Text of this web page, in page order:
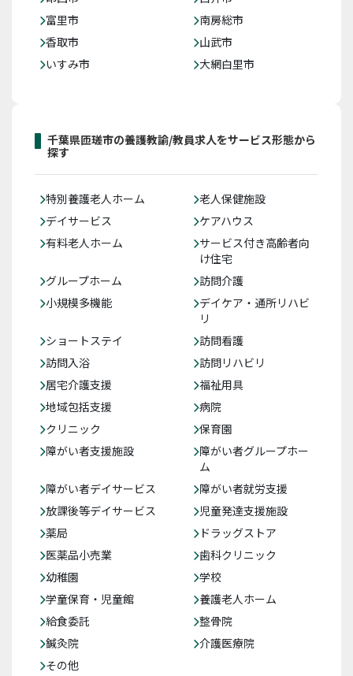
富里市
南房総市
香取市
山武市
いすみ市
大網白里市
千葉県匝瑳市の養護教諭/教員求人をサービス形態から
探す
特別養護老人ホーム
老人保健施設
デイサービス
ケアハウス
有料老人ホーム
サービス付き高齢者向
け住宅
グループホーム
訪問介護
小規模多機能
デイケア・通所リハビ
リ
ショートステイ
訪問看護
訪問入浴
訪問リハビリ
居宅介護支援
福祉用具
地域包括支援
病院
クリニック
保育園
障がい者支援施設
障がい者グループホー
ム
障がい者デイサービス
障がい者就労支援
放課後等デイサービス
児童発達支援施設
薬局
ドラッグストア
医薬品小売業
歯科クリニック
幼稚園
学校
学童保育・児童館
養護老人ホーム
給食委託
整骨院
鍼灸院
介護医療院
その他